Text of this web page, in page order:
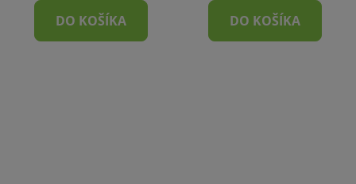
DO KOŠÍKA DO KOŠÍKA